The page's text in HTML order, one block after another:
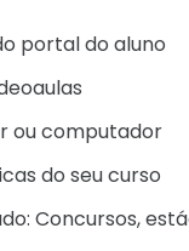
portal do aluno
ou computador
do seu curso
Concursos,